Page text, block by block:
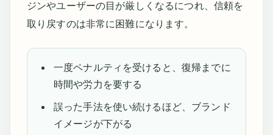
ジンやユーザーの目が厳しくなるにつれ、信頼を
取り戻すのは非常に困難になります。
一度ペナルティを受けると、復帰までに
時間や労力を要する
誤った手法を使い続けるほど、ブランド
イメージが下がる